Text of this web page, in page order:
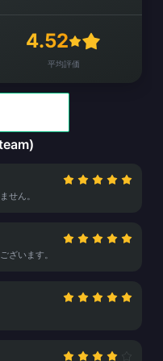
4.52
平均評価
せん。
ざいます。